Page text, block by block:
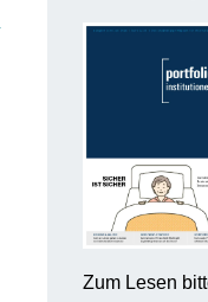
Zum Lesen